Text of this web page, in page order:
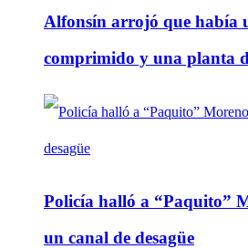
Alfonsín arrojó que había
comprimido y una planta
Policía halló a “Paquito”
un canal de desagüe